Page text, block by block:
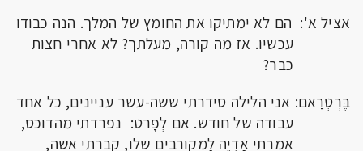
אציל א': הם לא ימתיקו את החומץ של המלך. הנה כבודו
עכשיו. אז מה קורה, מעלתך? לא אחרי חצות
כבר?
בֶּרְטְרָאם: אני הלילה סידרתי ששה-עשר עניינים, כל אחד
עבודה של חודש. אם לְפָרט: נפרדתי מהדוכס,
אמרתי אַדְיֶה לַמקורבים שלו, קברתי אשה,